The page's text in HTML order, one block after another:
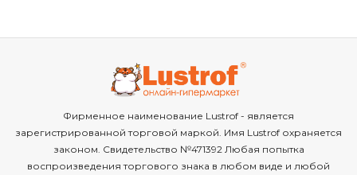
Фирменное наименование Lustrof - является
зарегистрированной торговой маркой. Имя Lustrof охраняется
законом. Свидетельство №471392 Любая попытка
воспроизведения торгового знака в любом виде и любой